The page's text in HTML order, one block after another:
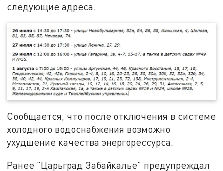
следующие адреса.
Сообщается, что после отключения в системе
холодного водоснабжения возможно
ухудшение качества энергорессурса.
Ранее "Царьград Забайкалье" предупреждал